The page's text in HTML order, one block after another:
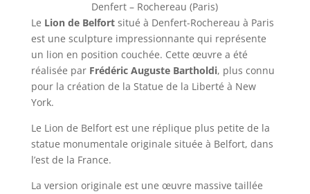
Denfert – Rochereau (Paris)
Le Lion de Belfortsitué à Denfert-Rochereau à Paris
est une sculpture impressionnante qui représente
un lion en position couchée. Cette œuvre a été
réalisée par Frédéric Auguste Bartholdi, plus connu
pour la création de la Statue de la Liberté à New
York.
Le Lion de Belfort est une réplique plus petite de la
statue monumentale originale située à Belfort, dans
l’est de la France.
La version originale est une œuvre massive taillée